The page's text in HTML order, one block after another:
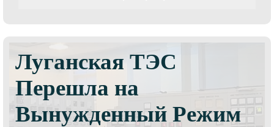
Луганская ТЭС
Перешла на
Вынужденный Режим